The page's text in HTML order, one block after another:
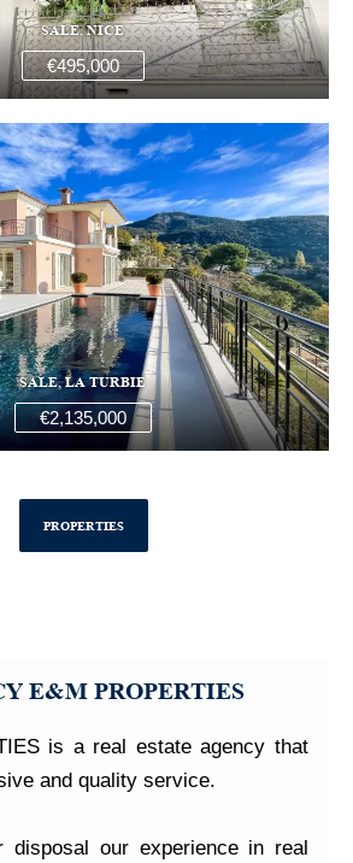
SALE, NICE
€495,000
SALE, LA TURBIE
€2,135,000
PROPERTIES
E&M PROPERTIES
is a real estate agency that
and quality service.
disposal our experience in real